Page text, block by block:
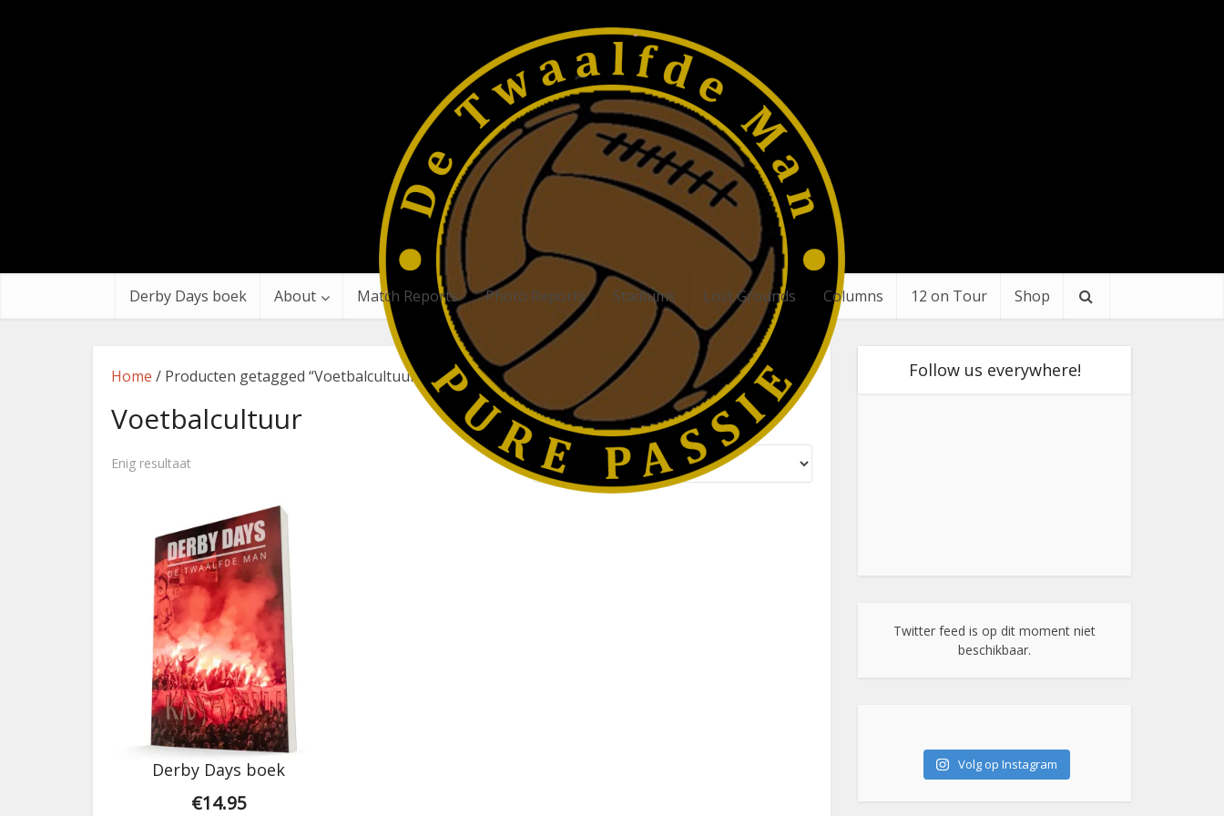
Derby Days boek About Match Reports Photo Reports Stadiums Lost Grounds Columns 12 on Tour Shop
Home / Producten getagged “Voetbalcultuur”
Voetbalcultuur
Enig resultaat
Derby Days boek
€14.95
Follow us everywhere!
Twitter feed is op dit moment niet
beschikbaar.
Volg op Instagram